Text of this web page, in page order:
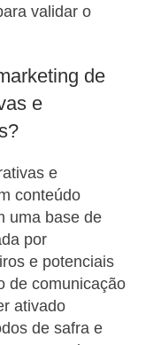
validar o
de
e
e
conteúdo
uma base de
por
e potenciais
de comunicação
ativado
de safra e